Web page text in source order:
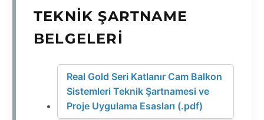
TEKNIK ŞARTNAME
BELGELERI
Real Gold Seri Katlanır Cam Balkon
Sistemleri Teknik Şartnamesi ve
Proje Uygulama Esasları (.pdf)